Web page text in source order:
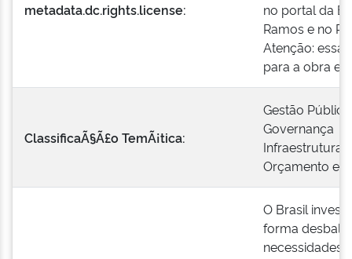
metadata.dc.rights.license:
no portal da
Ramos e no
Atenção: essa
para a obra
ClassificaÃ§Ã£o TemÃ¡tica:
Gestão Pública
Governança
Infraestrutura
Orçamento e
O Brasil
forma
necessidades